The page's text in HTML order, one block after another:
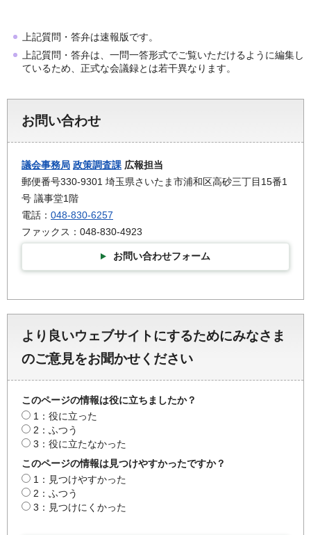
上記質問・答弁は速報版です。
上記質問・答弁は、一問一答形式でご覧いただけるように編集し
ているため、正式な会議録とは若干異なります。
お問い合わせ
議会事務局 政策調査課 広報担当
郵便番号330-9301 埼玉県さいたま市浦和区高砂三丁目15番1
号 議事堂1階
電話： 048-830-6257
ファックス：048-830-4923
お問い合わせフォーム
より良いウェブサイトにするためにみなさま
のご意見をお聞かせください
このページの情報は役に立ちましたか？
1：役に立った
2：ふつう
3：役に立たなかった
このページの情報は見つけやすかったですか？
1：見つけやすかった
2：ふつう
3：見つけにくかった